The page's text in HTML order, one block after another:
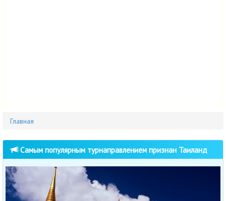
Главная
Самым популярным турнаправлением признан Таиланд